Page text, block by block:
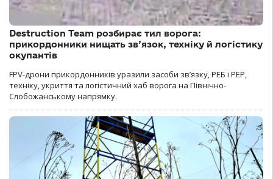
Destruction Team розбирає тил ворога:
прикордонники нищать зв’язок, техніку й логістику
окупантів
FPV-дрони прикордонників уразили засоби зв’язку, РЕБ і РЕР,
техніку, укриття та логістичний хаб ворога на Північно-
Слобожанському напрямку.